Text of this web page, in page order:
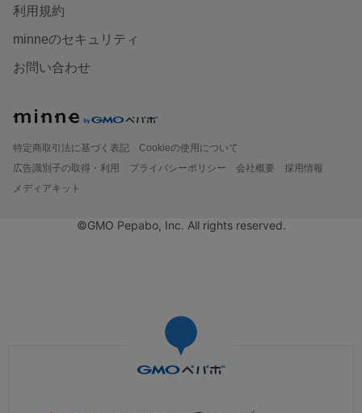
利用規約
minneのセキュリティ
お問い合わせ
特定商取引法に基づく表記
Cookieの使用について
広告識別子の取得・利用
プライバシーポリシー 会社概要
採用情報
メディアキット
©GMO Pepabo, Inc. All rights reserved.